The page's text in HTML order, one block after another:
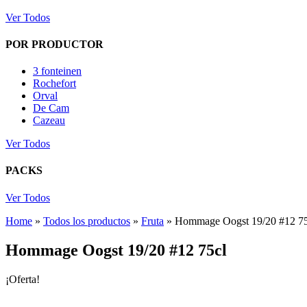
Ver Todos
POR PRODUCTOR
3 fonteinen
Rochefort
Orval
De Cam
Cazeau
Ver Todos
PACKS
Ver Todos
Home » Todos los productos » Fruta » Hommage Oogst 19/20 #12
Hommage Oogst 19/20 #12 75cl
¡Oferta!